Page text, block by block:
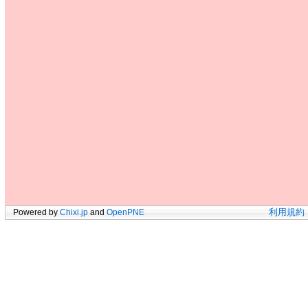
Powered by Chixi.jp and OpenPNE 利用規約